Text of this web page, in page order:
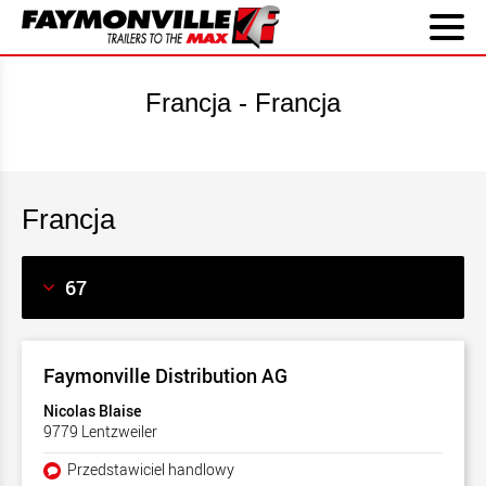
Francja - Francja
Francja
Faymonville Distribution AG
Nicolas Blaise
9779 Lentzweiler
Przedstawiciel handlowy